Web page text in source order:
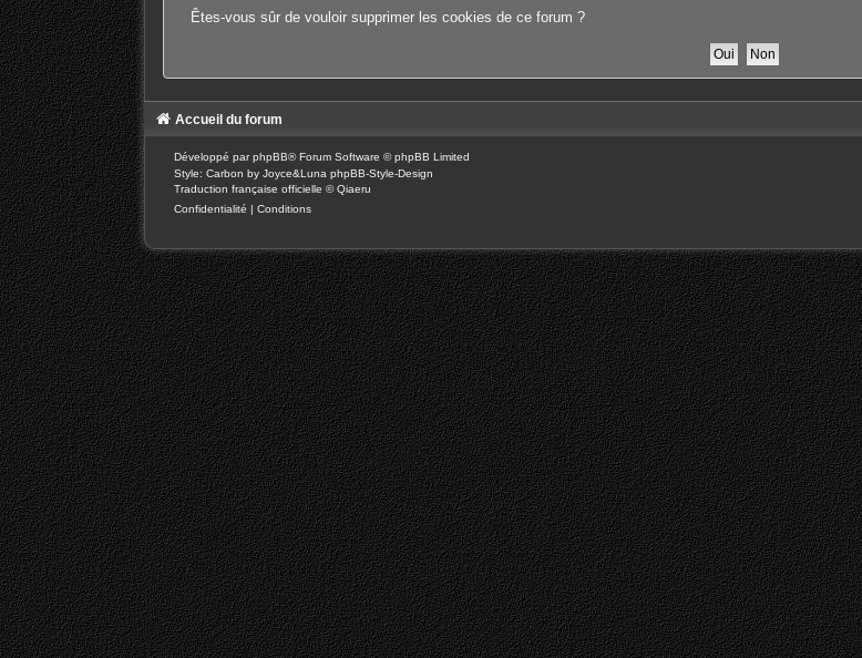
Êtes-vous sûr de vouloir supprimer les cookies de ce forum ?
Accueil du forum
Développé parphpBB® Forum Software © phpBB Limited
Style: Carbon by Joyce&Luna phpBB-Style-Design
Traduction française officielle ©Qiaeru
Confidentialité | Conditions